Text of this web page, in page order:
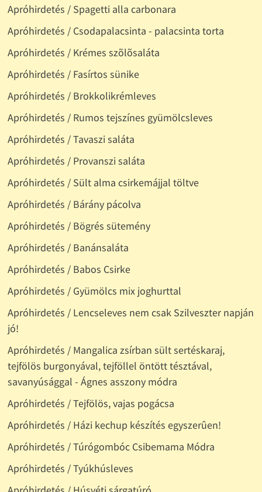
Apróhirdetés / Spagetti alla carbonara
Apróhirdetés / Csodapalacsinta - palacsinta torta
Apróhirdetés / Krémes szõlõsaláta
Apróhirdetés / Fasírtos sünike
Apróhirdetés / Brokkolikrémleves
Apróhirdetés / Rumos tejszínes gyümölcsleves
Apróhirdetés / Tavaszi saláta
Apróhirdetés / Provanszi saláta
Apróhirdetés / Sült alma csirkemájjal töltve
Apróhirdetés / Bárány pácolva
Apróhirdetés / Bögrés sütemény
Apróhirdetés / Banánsaláta
Apróhirdetés / Babos Csirke
Apróhirdetés / Gyümölcs mix joghurttal
Apróhirdetés / Lencseleves nem csak Szilveszter napján
jó!
Apróhirdetés / Mangalica zsírban sült sertéskaraj,
tejfölös burgonyával, tejföllel öntött tésztával,
savanyúsággal - Ágnes asszony módra
Apróhirdetés / Tejfölös, vajas pogácsa
Apróhirdetés / Házi kechup készítés egyszerûen!
Apróhirdetés / Túrógombóc Csibemama Módra
Apróhirdetés / Tyúkhúsleves